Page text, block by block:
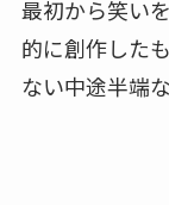
最初から笑い
的に創作した
ない中途半端